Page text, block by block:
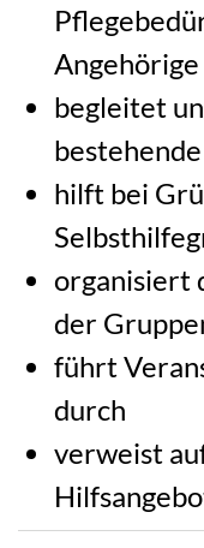
Angehörige
begleitet
hilft bei
organisiert
der
führt
durch
verweist